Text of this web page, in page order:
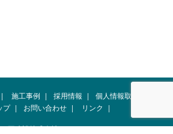
| 施工事例 | 採用情報 | 個人情報取扱規約
プ | お問い合わせ | リンク |
平建設株式会社 All rights reserved.